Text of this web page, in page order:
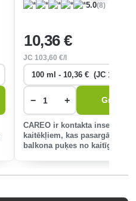
5.0(8)
10,36 €
JC103,60 €/l
− + Grozā
CAREO ir kontakta
kaitēkļiem, kas pasargā
balkona puķes no kaitīgiem
laputīm, laputis).